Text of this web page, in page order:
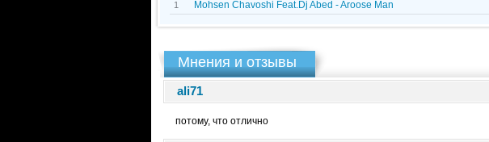
1 Mohsen Chavoshi Feat.Dj Abed - Aroose Man
Мнения и отзывы
ali71
потому, что отлично